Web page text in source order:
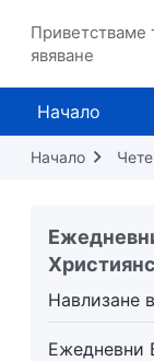
Приветстваме
явяване
Начало
Начало
Навлизане
Ежедневни
Ежедневни
Навлизане
Навлизане
Ежедневни
Навлизане
Ежедневни